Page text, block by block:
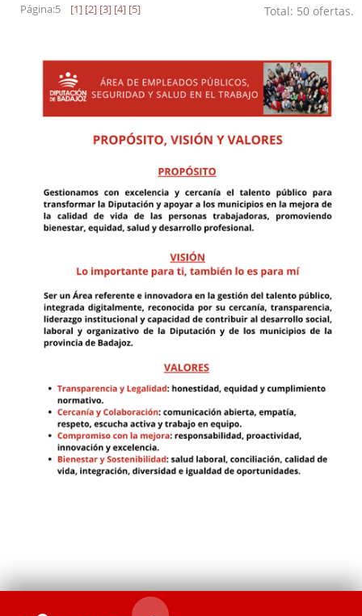
Página:5 [1] [2] [3] [4] [5] Total: 50 ofertas.